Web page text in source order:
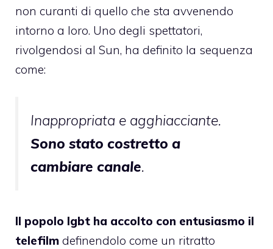
non curanti di quello che sta avvenendo
intorno a loro. Uno degli spettatori,
rivolgendosi al Sun, ha definito la sequenza
come:
Inappropriata e agghiacciante.
Sono stato costretto a
cambiare canale.
Il popolo lgbt ha accolto con entusiasmo il
telefilm definendolo come un ritratto